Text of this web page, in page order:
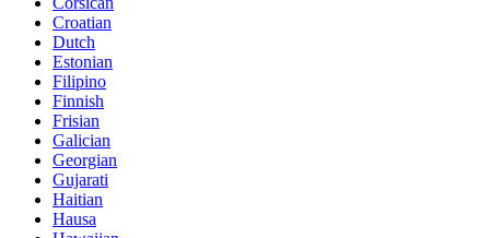
Croatian
Dutch
Estonian
Filipino
Finnish
Frisian
Galician
Georgian
Gujarati
Haitian
Hausa